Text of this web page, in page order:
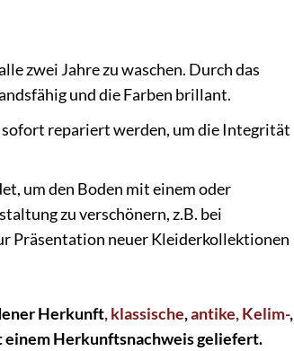
zwei Jahre zu waschen. Durch das
und die Farben brillant.
repariert werden, um die Integrität
um den Boden mit einem oder
zu verschönern, z.B. bei
Präsentation neuer Kleiderkollektionen
Herkunft, klassische,antike, Kelim-,
einem Herkunftsnachweis geliefert.